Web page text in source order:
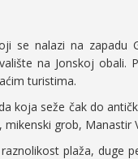
se nalazi na zapadu
na Jonskoj obali.
turistima.
koja seže čak do
mikenski grob, Manastir
plaža, duge